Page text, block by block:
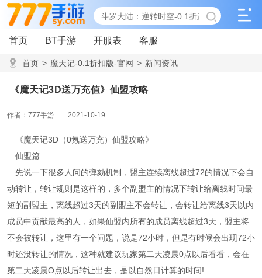
首页 BT手游 开服表 客服
首页 > 魔天记-0.1折扣版-官网 > 新闻资讯
《魔天记3D送万充值》仙盟攻略
作者：777手游 2021-10-19
《魔天记3D（0氪送万充）仙盟攻略》
仙盟篇
先说一下很多人问的弹劾机制，盟主连续离线超过72的情况下会自
动转让，转让规则是这样的，多个副盟主的情况下转让给离线时间最
短的副盟主，离线超过3天的副盟主不会转让，会转让给离线3天以内
成员中贡献最高的人，如果仙盟内所有的成员离线超过3天，盟主将
不会被转让，这里有一个问题，说是72小时，但是有时候会出现72小
时还没转让的情况，这种就建议玩家第二天凌晨0点以后看看，会在
第二天凌晨O点以后转让出去，是以自然日计算的时间!